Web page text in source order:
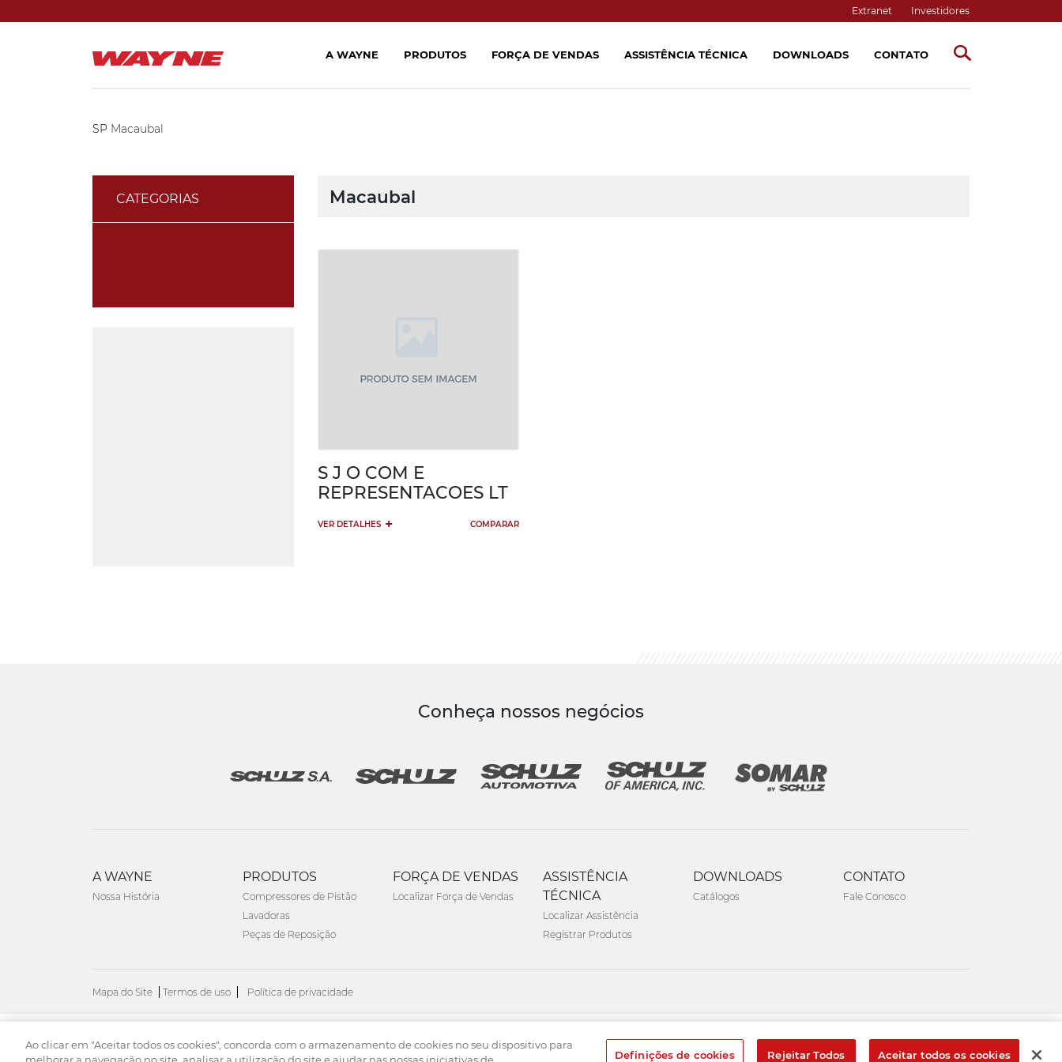
Extranet Investidores
SP Macaubal
CATEGORIAS Macaubal
S J O COM E
REPRESENTACOES LT
VER DETALHES + COMPARAR
Conheça nossos negócios
A WAYNE
Nossa História
PRODUTOS
Compressores de Pistão
Lavadoras
Peças de Reposição
FORÇA DE VENDAS
Localizar Força de Vendas
ASSISTÊNCIA
TÉCNICA
Localizar Assistência
Registrar Produtos
DOWNLOADS
Catálogos
CONTATO
Fale Conosco
Mapa do Site Termos de uso Política de privacidade
© 2026. Todos os direitos reservados.
A WAYNE PRODUTOS FORÇA DE VENDAS ASSISTÊNCIA TÉCNICA DOWNLOADS CONTATO
Ao clicar em "Aceitar todos os cookies", concorda com o armazenamento de cookies no seu dispositivo para
Definições de cookies Rejeitar Todos Aceitar todos os cookies